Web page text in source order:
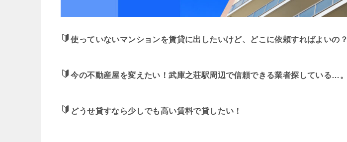
使っていないマンションを賃貸に出したいけど、どこに依頼すればよいの？
今の不動産屋を変えたい！武庫之荘駅周辺で信頼できる業者探している…。
どうせ貸すなら少しでも高い賃料で貸したい！